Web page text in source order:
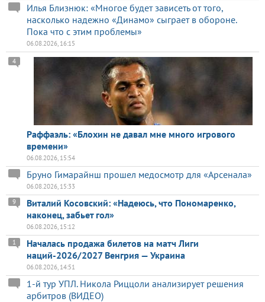
Илья Близнюк: «Многое будет зависеть от того,
насколько надежно «Динамо» сыграет в обороне.
Пока что с этим проблемы»
06.08.2026, 16:15
Раффаэль: «Блохин не давал мне много игрового
времени»
4
06.08.2026, 15:54
Бруно Гимарайнш прошел медосмотр для «Арсенала»
06.08.2026, 15:33
Виталий Косовский: «Надеюсь, что Пономаренко,
наконец, забьет гол»
9
06.08.2026, 15:12
Началась продажа билетов на матч Лиги
наций-2026/2027 Венгрия — Украина
1
06.08.2026, 14:51
1-й тур УПЛ. Никола Риццоли анализирует решения
арбитров (ВИДЕО)